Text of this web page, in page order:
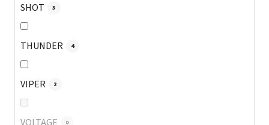
SHOT 3
THUNDER 4
VIPER 2
0